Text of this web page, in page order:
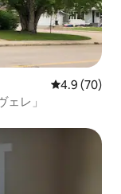
レビュー70
4.9 (70)
レ」